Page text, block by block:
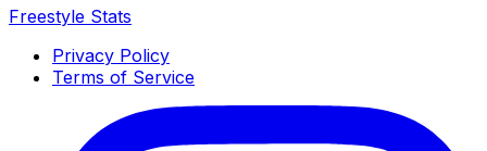
Freestyle Stats
Privacy Policy
Terms of Service